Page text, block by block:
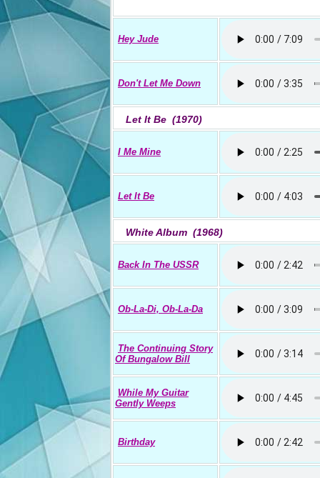
Hey Jude
Don't Let Me Down
Let It Be (1970)
I Me Mine
Let It Be
White Album (1968)
Back In The USSR
Ob-La-Di, Ob-La-Da
The Continuing Story
Of Bungalow Bill
While My Guitar
Gently Weeps
Birthday